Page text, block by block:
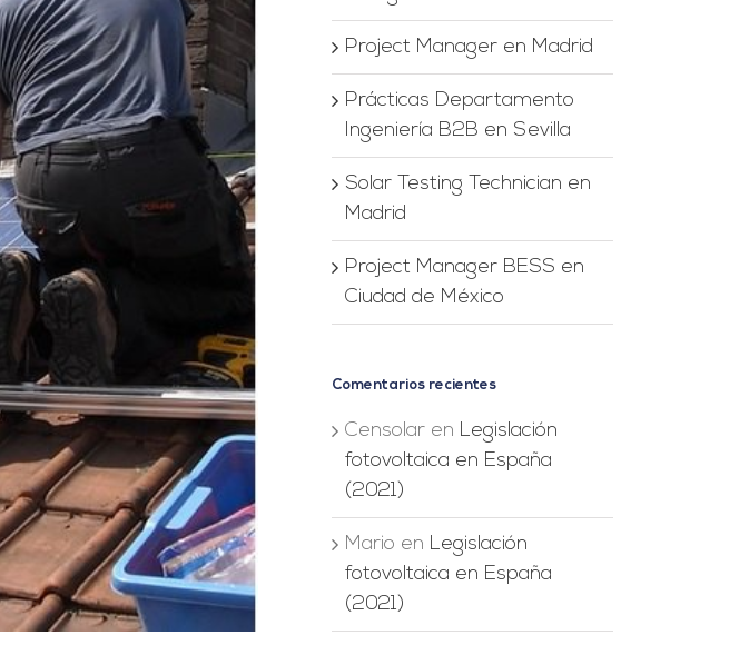
Project Manager en Madrid
Prácticas Departamento
Ingeniería B2B en Sevilla
Solar Testing Technician en
Madrid
Project Manager BESS en
Ciudad de México
Comentarios recientes
Censolar en Legislación
fotovoltaica en España
(2021)
Mario en Legislación
fotovoltaica en España
(2021)